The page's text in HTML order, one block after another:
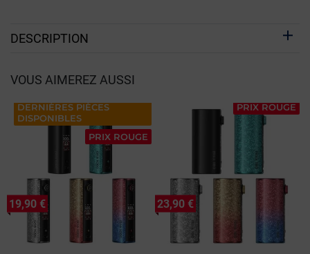
DESCRIPTION
VOUS AIMEREZ AUSSI
DERNIÈRES PIÈCES
DISPONIBLES
PRIX ROUGE
19,90 €
PRIX ROUGE
23,90 €